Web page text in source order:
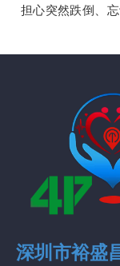
担心突然跌倒、忘
深圳市裕盛